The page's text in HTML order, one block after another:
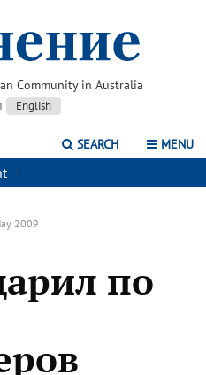
Community in Australia
English
SEARCH MENU
|
2009
по